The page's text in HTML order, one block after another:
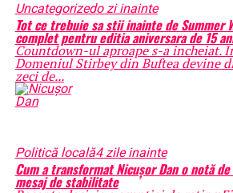
Uncategorizedo zi inainte
Tot ce trebuie sa stii inainte de Summer
complet pentru editia aniversara de 15
Countdown-ul aproape s-a incheiat.
Domeniul Stirbey din Buftea devine
zeci de...
Politică locală4 zile inainte
Cum a transformat Nicușor Dan o notă
mesaj de stabilitate